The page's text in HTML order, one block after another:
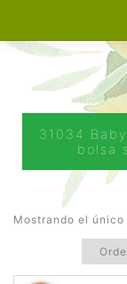
31034
bolsa
Mostrando el